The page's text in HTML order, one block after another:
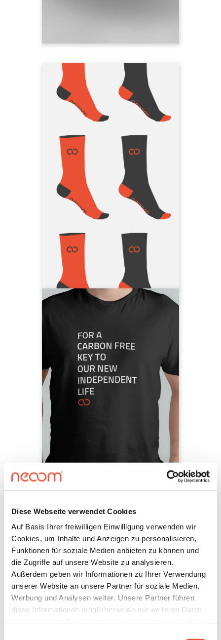
Diese Webseite verwendet Cookies
Auf Basis Ihrer freiwilligen Einwilligung verwenden wir
Cookies, um Inhalte und Anzeigen zu personalisieren,
Funktionen für soziale Medien anbieten zu können und
die Zugriffe auf unsere Website zu analysieren.
Außerdem geben wir Informationen zu Ihrer Verwendung
unserer Website an unsere Partner für soziale Medien,
Werbung und Analysen weiter. Unsere Partner führen
diese Informationen möglicherweise mit weiteren Daten
neoom Socken
Tennis
Du bist detailverliebt? Mit dem
dezenten neoom branding tragen
auch deine Füße die Message für
die Energiewende in die Welt. In
zwei unterschiedlichen Farben
erhältlich.
85% Biobaumwolle,
10% Polyamid,
5% Elastan
neoom Socken vorbestellen
FCKOIL
Genug von fossilen Energien?
Dann ist diese Message genau
richtig für dich: FCKOIL - For a
carbon free key to our new
independent life
100% Bio-Baumwolle, Label am
Ärmel, #followneoom Schriftzug am
Rücken
T-Shirt vorbestellen
We are the future
Wir glauben nicht nur an unsere
Zukunft, wir gestalten sie! Für uns
ist die Zukunft der Energie digital,
dezentral und demokratisch: We
are the future
!